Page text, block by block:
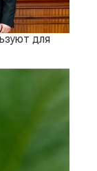
для